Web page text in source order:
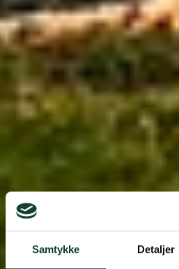
Samtykke Detaljer